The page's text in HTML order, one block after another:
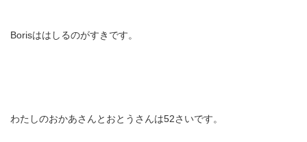
Borisははしるのがすきです。
わたしのおかあさんとおとうさんは52さいです。